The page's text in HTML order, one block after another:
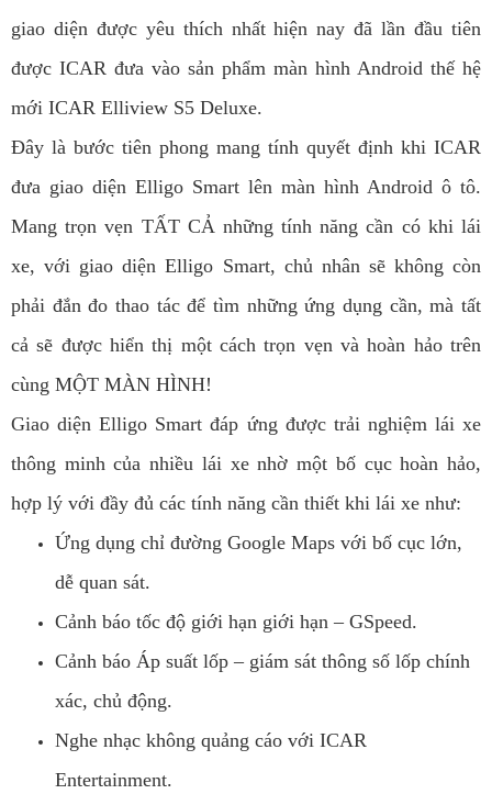
giao diện được yêu thích nhất hiện nay đã lần đầu tiên
được ICAR đưa vào sản phẩm màn hình Android thế hệ
mới ICAR Elliview S5 Deluxe.
Đây là bước tiên phong mang tính quyết định khi ICAR
đưa giao diện Elligo Smart lên màn hình Android ô tô.
Mang trọn vẹn TẤT CẢ những tính năng cần có khi lái
xe, với giao diện Elligo Smart, chủ nhân sẽ không còn
phải đắn đo thao tác để tìm những ứng dụng cần, mà tất
cả sẽ được hiển thị một cách trọn vẹn và hoàn hảo trên
cùng MỘT MÀN HÌNH!
Giao diện Elligo Smart đáp ứng được trải nghiệm lái xe
thông minh của nhiều lái xe nhờ một bố cục hoàn hảo,
hợp lý với đầy đủ các tính năng cần thiết khi lái xe như:
Ứng dụng chỉ đường Google Maps với bố cục lớn,
dễ quan sát.
Cảnh báo tốc độ giới hạn giới hạn – GSpeed.
Cảnh báo Áp suất lốp – giám sát thông số lốp chính
xác, chủ động.
Nghe nhạc không quảng cáo với ICAR
Entertainment.